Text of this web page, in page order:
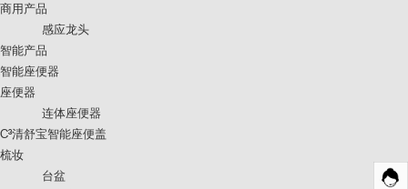
商用产品
感应龙头
智能产品
智能座便器
座便器
连体座便器
C³清舒宝智能座便盖
梳妆
台盆